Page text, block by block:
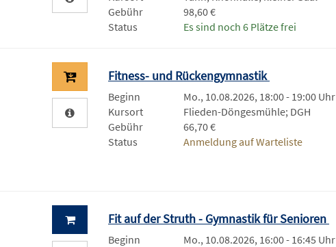
Gebühr
98,60 €
Status
Es sind noch 6 Plätze frei
Fitness- und Rückengymnastik
Beginn
Mo., 10.08.2026, 18:00 - 19:00 Uhr
Kursort
Flieden-Döngesmühle; DGH
Gebühr
66,70 €
Status
Anmeldung auf Warteliste
Fit auf der Struth - Gymnastik für Senioren
Beginn
Mo., 10.08.2026, 16:00 - 16:45 Uhr